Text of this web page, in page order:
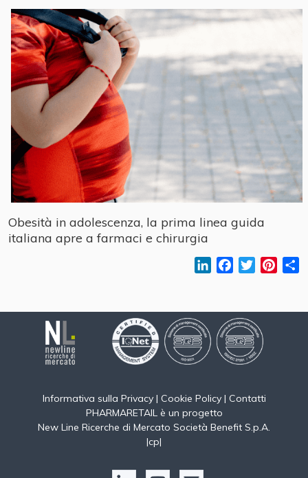
Obesità in adolescenza, la prima linea guida
italiana apre a farmaci e chirurgia
LinkedInFacebookTwitter
Informativa sulla Privacy| Cookie Policy| Contatti
PHARMARETAIL è un progetto
New Line Ricerche di Mercato Società Benefit S.p.A.
|cp|